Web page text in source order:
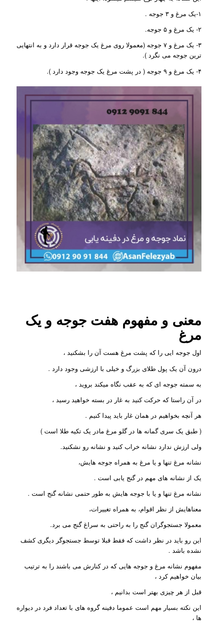
۱-یک مرغ و ۳ جوجه .
۲- یک مرغ و ۵ جوجه.
۳- یک مرغ و ۷ جوجه (معمولا روی مرغ یک جوجه قرار دارد و به انتهایی
ترین جوجه می نگرد ).
۴- یک مرغ و ۹ جوجه ( در پشت مرغ یک جوجه وجود دارد ).
معنی و مفهوم هفت جوجه و یک
مرغ
اول جوجه ایی را که پشت مرغ هست آن را بشکنید ،
درون آن یک پول طلای بزرگ و خیلی با ارزشی وجود دارد .
به سمته جوجه ای که به عقب نگاه میکند بروید ،
در آن راستا که حرکت کنید به غار در بسته خواهید رسید ،
هر آنچه بخواهیم در همان غار باید پیدا کنیم .
( طبق یک سری گمانه ها در گلو مرغ مادر یک تکیه طلا است )
ولی ارزش ندارد نشانه خراب کنید و نشانه رو نشکنید.
نشانه مرغ تنها و یا مرغ به همراه جوجه هایش،
یک از نشانه های مهم در گنج یابی است .
نشانه مرغ تنها و یا با جوجه هایش به طور حتمی نشانه گنج است .
معناهایش از نظر اقوام، به همراه تغییرات،
معمولا جستجوگران گنج را به راحتی به سراغ گنج می برد.
این رو باید در نظر داشت که فقط قبلا توسط جستجوگر دیگری کشف
نشده باشد .
مفهوم نشانه مرغ و جوجه هایی که در کنارش می باشند را به ترتیب
بیان خواهیم کرد ،
قبل از هر چیزی بهتر است بدانیم ،
این نکته بسیار مهم است عموما دفینه گروه های با تعداد فرد در دیواره
ها ،